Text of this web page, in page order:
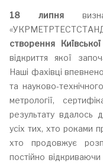
18 липня
створення
відкриття якої
Наші фахівці
та науково-
метрології,
результату вдалось
усіх тих, хто роками
хто продовжує
постійно